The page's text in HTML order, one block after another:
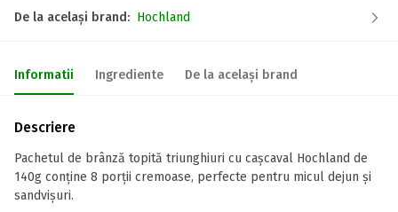
De la același brand: Hochland
Informatii Ingrediente De la același brand
Descriere
Pachetul de brânză topită triunghiuri cu cașcaval Hochland de
140g conține 8 porții cremoase, perfecte pentru micul dejun și
sandvișuri.